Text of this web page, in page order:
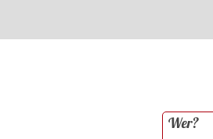
Wer?